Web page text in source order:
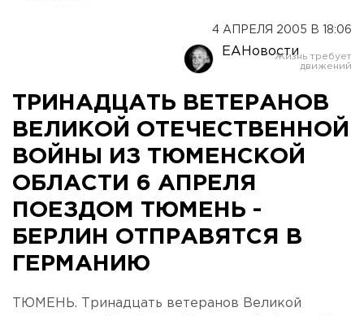
4 АПРЕЛЯ 2005 В 18:06
ЕАНовости
ТРИНАДЦАТЬ ВЕТЕРАНОВ
ВЕЛИКОЙ ОТЕЧЕСТВЕННОЙ
ВОЙНЫ ИЗ ТЮМЕНСКОЙ
ОБЛАСТИ 6 АПРЕЛЯ
ПОЕЗДОМ ТЮМЕНЬ -
БЕРЛИН ОТПРАВЯТСЯ В
ГЕРМАНИЮ
ТЮМЕНЬ. Тринадцать ветеранов Великой